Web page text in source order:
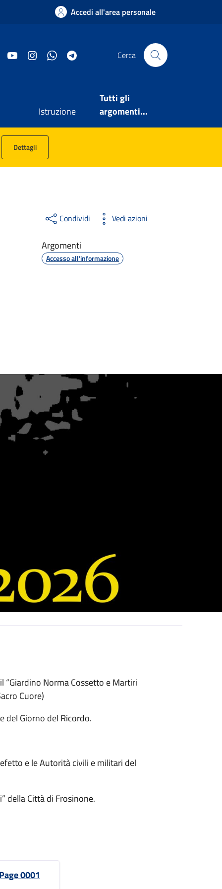
Accedi all'area personale
YouTube InstagramWhatsApp Cerca
Istruzione
Tutti gli
argomenti...
Dettagli
Condividi Vedi azioni
Argomenti
Accesso all'informazione
Norma Cossetto e Martiri
Cuore)
del Giorno del Ricordo.
e le Autorità civili e militari del
della Città di Frosinone.
0001